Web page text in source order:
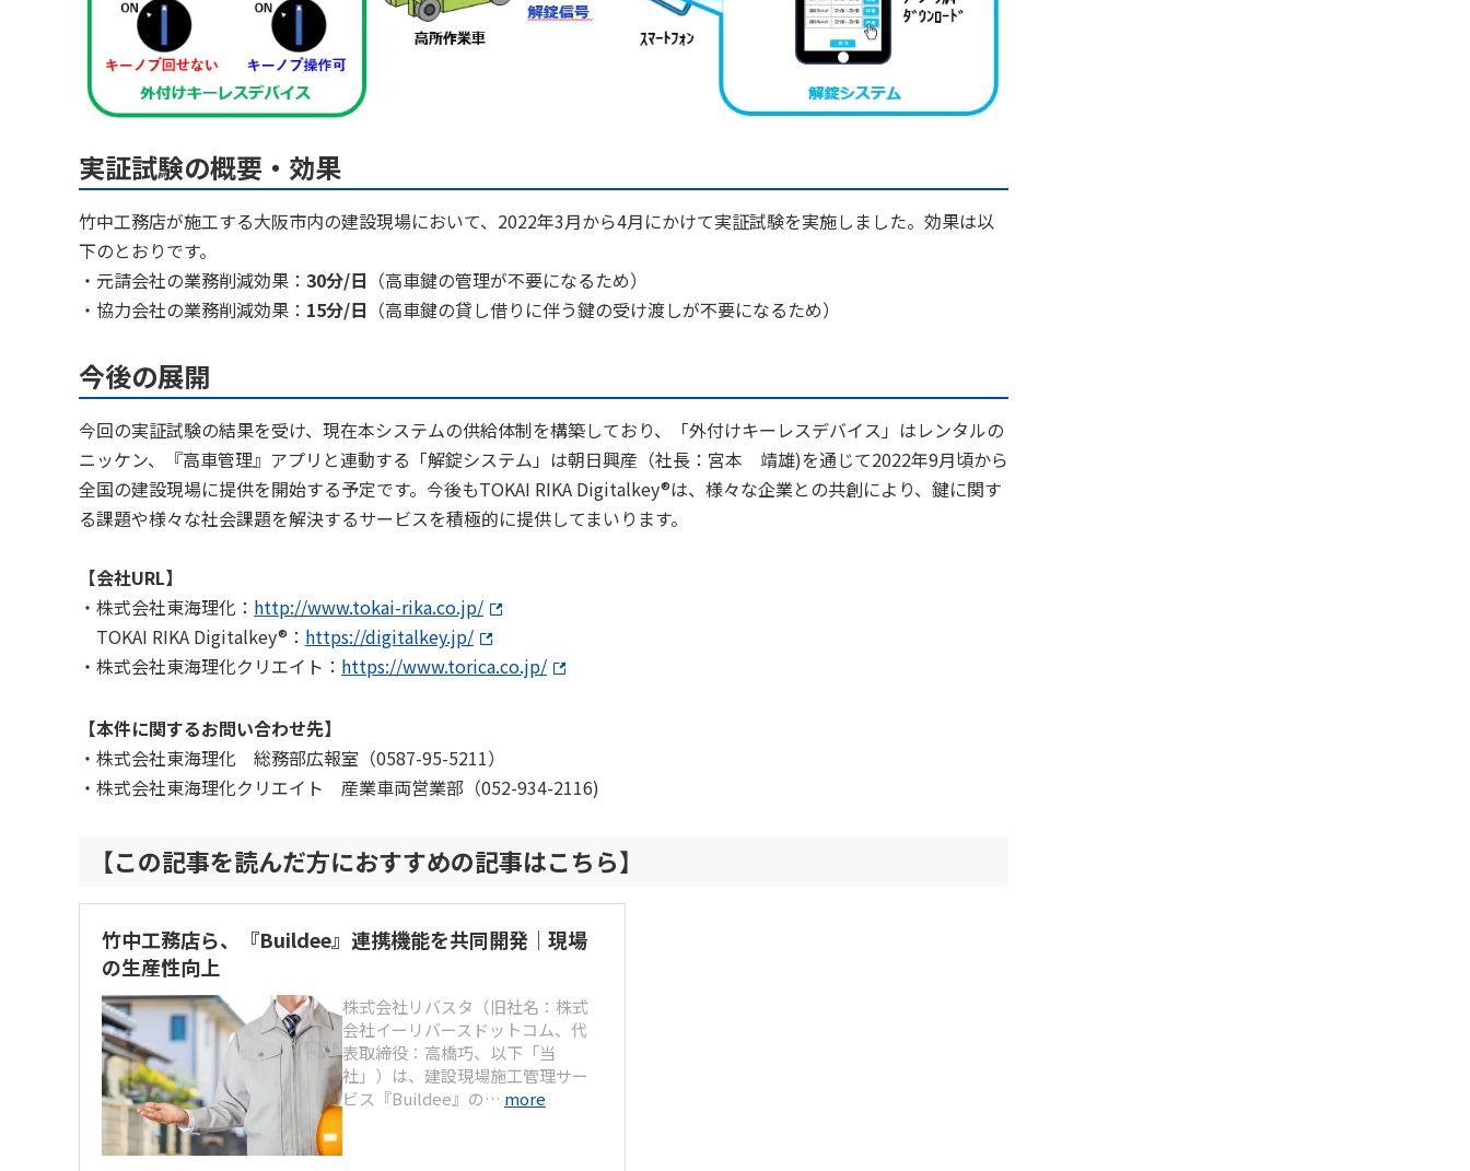
実証試験の概要・効果
竹中工務店が施工する大阪市内の建設現場において、2022年3月から4月にかけて実証試験を実施しました。効果は以
下のとおりです。
・元請会社の業務削減効果： 30分/日 （高車鍵の管理が不要になるため）
・協力会社の業務削減効果： 15分/日 （高車鍵の貸し借りに伴う鍵の受け渡しが不要になるため）
今後の展開
今回の実証試験の結果を受け、現在本システムの供給体制を構築しており、「外付けキーレスデバイス」はレンタルの
ニッケン、『高車管理』アプリと連動する「解錠システム」は朝日興産（社長：宮本 靖雄)を通じて2022年9月頃から
全国の建設現場に提供を開始する予定です。今後もTOKAI RIKA Digitalkey®は、様々な企業との共創により、鍵に関す
る課題や様々な社会課題を解決するサービスを積極的に提供してまいります。
【会社URL】
・株式会社東海理化： http://www.tokai-rika.co.jp/
TOKAI RIKA Digitalkey®： https://digitalkey.jp/
・株式会社東海理化クリエイト： https://www.torica.co.jp/
【本件に関するお問い合わせ先】
・株式会社東海理化 総務部広報室（0587-95-5211）
・株式会社東海理化クリエイト 産業車両営業部（052-934-2116)
【この記事を読んだ方におすすめの記事はこちら】
竹中工務店ら、『Buildee』連携機能を共同開発｜現場
の生産性向上
株式会社リバスタ（旧社名：株式
会社イーリバースドットコム、代
表取締役：高橋巧、以下「当
社」）は、建設現場施工管理サー
ビス『Buildee』の… more